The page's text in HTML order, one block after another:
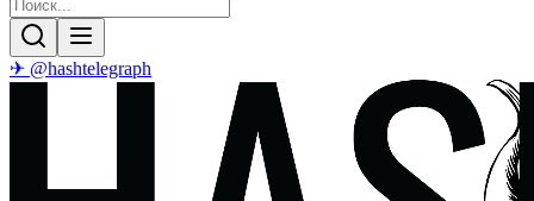
✈ @hashtelegraph